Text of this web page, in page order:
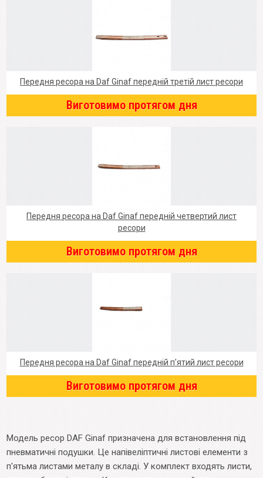
Модель ресор DAF Ginaf призначена для встановлення під
пневматичні подушки. Це напівеліптичні листові елементи з
п'ятьма листами металу в складі. У комплект входять листи,
Передня ресора на Daf Ginaf передній третій лист ресори
Виготовимо протягом дня
Передня ресора на Daf Ginaf передній четвертий лист
ресори
Виготовимо протягом дня
Передня ресора на Daf Ginaf передній п'ятий лист ресори
Виготовимо протягом дня